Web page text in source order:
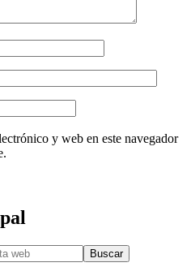
y web en este navegador